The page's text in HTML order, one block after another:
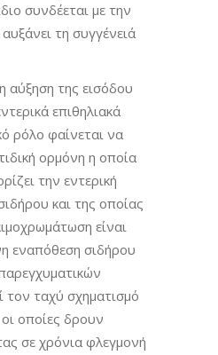
συνδέεται με την
τη συγγένειά
αύξηση της εισόδου
επιθηλιακά
ρόλο φαίνεται να
ορμόνη η οποία
την εντερική
και της οποίας
είναι
εναπόθεση σιδήρου
ταχύ σχηματισμό
οποίες δρουν
σε χρόνια φλεγμονή